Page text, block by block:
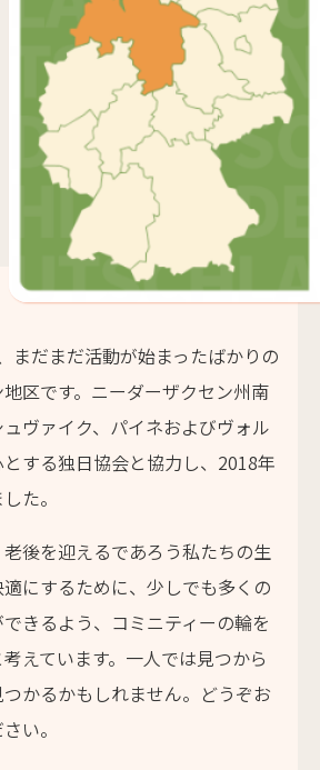
まだまだ活動が始まったばかりの
区です。ニーダーザクセン州南
ヴァイク、パイネおよびヴォル
する独日協会と協力し、2018年
た。
後を迎えるであろう私たちの生
にするために、少しでも多くの
きるよう、コミニティーの輪を
えています。一人では見つから
かるかもしれません。どうぞお
い。